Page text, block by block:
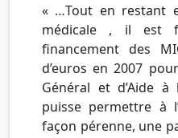
« …Tout en restant
médicale , il est
financement des
d’euros en 2007
Général et d’Aide
puisse permettre à
façon pérenne, une